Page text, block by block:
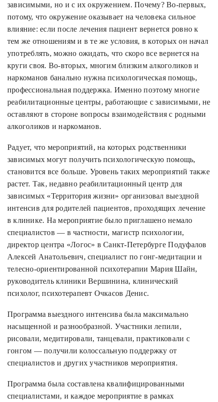
зависимыми, но и с их окружением. Почему? Во-первых,
потому, что окружение оказывает на человека сильное
влияние: если после лечения пациент вернется ровно к
тем же отношениям и в те же условия, в которых он начал
употреблять, можно ожидать, что скоро все вернется на
круги своя. Во-вторых, многим близким алкоголиков и
наркоманов банально нужна психологическая помощь,
профессиональная поддержка. Именно поэтому многие
реабилитационные центры, работающие с зависимыми, не
оставляют в стороне вопросы взаимодействия с родными
алкоголиков и наркоманов.
Радует, что мероприятий, на которых родственники
зависимых могут получить психологическую помощь,
становится все больше. Уровень таких мероприятий также
растет. Так, недавно реабилитационный центр для
зависимых «Территория жизни» организовал выездной
интенсив для родителей пациентов, проходящих лечение
в клинике. На мероприятие было приглашено немало
специалистов — в частности, магистр психологии,
директор центра «Логос» в Санкт-Петербурге Подуфалов
Алексей Анатольевич, специалист по гонг-медитации и
телесно-ориентированной психотерапии Мария Шайн,
руководитель клиники Вершинина, клинический
психолог, психотерапевт Очкасов Денис.
Программа выездного интенсива была максимально
насыщенной и разнообразной. Участники лепили,
рисовали, медитировали, танцевали, практиковали с
гонгом — получили колоссальную поддержку от
специалистов и других участников мероприятия.
Программа была составлена квалифицированными
специалистами, и каждое мероприятие в рамках